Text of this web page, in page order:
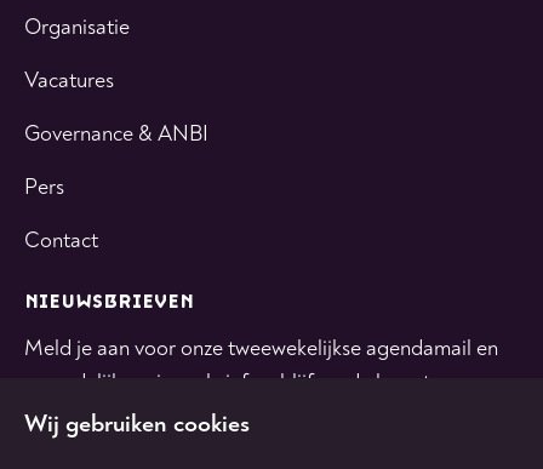
Organisatie
Vacatures
Governance & ANBI
Pers
Contact
NIEUWSBRIEVEN
Meld je aan voor onze tweewekelijkse agendamail en
maandelijkse nieuwsbrief en blijf op de hoogte.
Wij gebruiken cookies